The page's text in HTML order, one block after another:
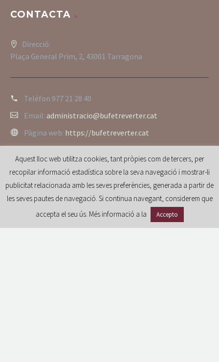
CONTACTA
Direcció:
Plaça General Prim, 2, 43001 Tarragona
Teléfon 977 21 28 40
Email: administracio@bufetreverter.cat
Pàgina web: https://bufetreverter.cat
Aquest lloc web utilitza cookies, tant pròpies com de tercers, per
recopilar informació estadística sobre la seva navegació i mostrar-li
publicitat relacionada amb les seves preferències, generada a partir de
les seves pautes de navegació. Si continua navegant, considerem que
accepta el seu ús. Més informació a la
Accepto